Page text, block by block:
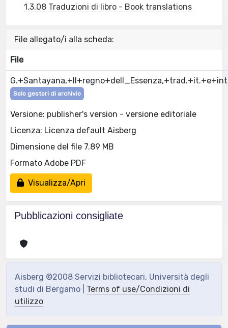
1.3.08 Traduzioni di libro - Book translations
File allegato/i alla scheda:
File
Solo gestori di archivio
Versione: publisher's version - versione editoriale
Licenza: Licenza default Aisberg
Dimensione del file 7.89 MB
Formato Adobe PDF
Visualizza/Apri
Pubblicazioni consigliate
Aisberg ©2008 Servizi bibliotecari, Università degli
studi di Bergamo | Terms of use/Condizioni di
utilizzo